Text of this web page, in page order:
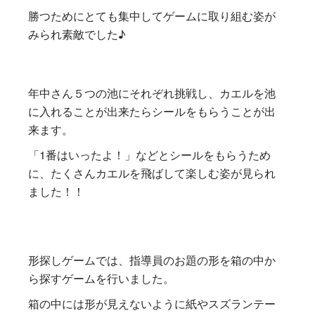
勝つためにとても集中してゲームに取り組む姿が
みられ素敵でした♪
年中さん５つの池にそれぞれ挑戦し、カエルを池
に入れることが出来たらシールをもらうことが出
来ます。
「1番はいったよ！」などとシールをもらうため
に、たくさんカエルを飛ばして楽しむ姿が見られ
ました！！
形探しゲームでは、指導員のお題の形を箱の中か
ら探すゲームを行いました。
箱の中には形が見えないように紙やスズランテー